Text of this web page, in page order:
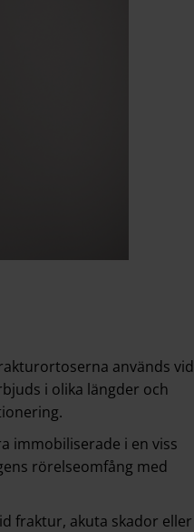
används vid
i olika längder och
immobiliserade i en viss
rörelseomfång med
fraktur, akuta skador eller